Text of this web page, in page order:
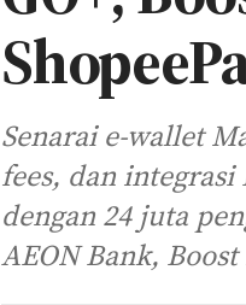
Senarai e-wallet
fees, dan integrasi
dengan 24 juta
AEON Bank,